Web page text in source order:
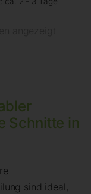
Schnitte in
sind ideal,